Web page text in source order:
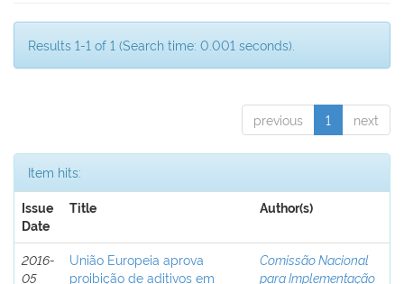
Results 1-1 of 1 (Search time: 0.001 seconds).
previous 1 next
Item hits:
Issue
Date
Title Author(s)
2016-
05
União Europeia aprova
proibição de aditivos em
Comissão Nacional
para Implementação